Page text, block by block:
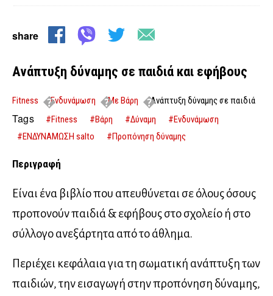
share
Ανάπτυξη δύναμης σε παιδιά και εφήβους
Fitness Ενδυνάμωση Με Βάρη
Ανάπτυξη δύναμης σε παιδιά
και εφήβους
Tags #Fitness #Βάρη #Δύναμη
#Ενδυνάμωση
#ΕΝΔΥΝΑΜΩΣΗ salto
#Προπόνηση δύναμης
Περιγραφή
Είναι ένα βιβλίο που απευθύνεται σε όλους όσους
προπονούν παιδιά & εφήβους στο σχολείο ή στο
σύλλογο ανεξάρτητα από το άθλημα.
Περιέχει κεφάλαια για τη σωματική ανάπτυξη των
παιδιών, την εισαγωγή στην προπόνηση δύναμης,